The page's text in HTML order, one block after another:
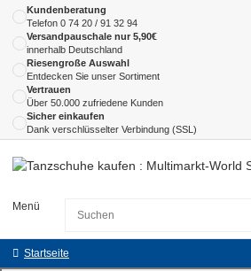
Kundenberatung
Telefon 0 74 20 / 91 32 94
Versandpauschale nur 5,90€
innerhalb Deutschland
Riesengroße Auswahl
Entdecken Sie unser Sortiment
Vertrauen
Über 50.000 zufriedene Kunden
Sicher einkaufen
Dank verschlüsselter Verbindung (SSL)
Menü
Startseite